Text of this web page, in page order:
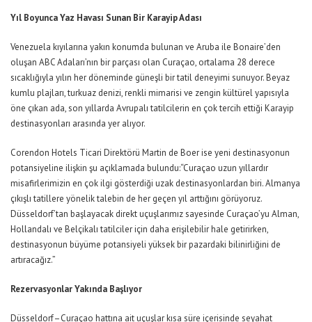
Yıl Boyunca Yaz Havası Sunan Bir Karayip Adası
Venezuela kıyılarına yakın konumda bulunan ve Aruba ile Bonaire’den
oluşan ABC Adaları’nın bir parçası olan Curaçao, ortalama 28 derece
sıcaklığıyla yılın her döneminde güneşli bir tatil deneyimi sunuyor. Beyaz
kumlu plajları, turkuaz denizi, renkli mimarisi ve zengin kültürelyapısıyla
öne çıkan ada, son yıllarda Avrupalı tatilcilerin en çok tercih ettiği Karayip
destinasyonları arasında yer alıyor.
Corendon Hotels Ticari Direktörü Martin de Boerise yeni destinasyonun
potansiyeline ilişkin şu açıklamada bulundu:“Curaçao uzun yıllardır
misafirlerimizin en çok ilgi gösterdiği uzak destinasyonlardan biri. Almanya
çıkışlı tatillere yönelik talebin de her geçen yıl arttığını görüyoruz.
Düsseldorf’tan başlayacak direkt uçuşlarımız sayesinde Curaçao’yu Alman,
Hollandalı ve Belçikalı tatilciler için daha erişilebilir hale getirirken,
destinasyonun büyüme potansiyeli yüksek bir pazardaki bilinirliğini de
artıracağız.”
Rezervasyonlar Yakında Başlıyor
Düsseldorf–Curaçao hattına ait uçuşlar kısa süre içerisinde seyahat